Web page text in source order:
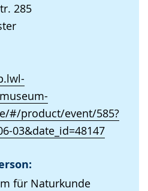
285
#/product/event/585?
03&date_id=48147
für Naturkunde